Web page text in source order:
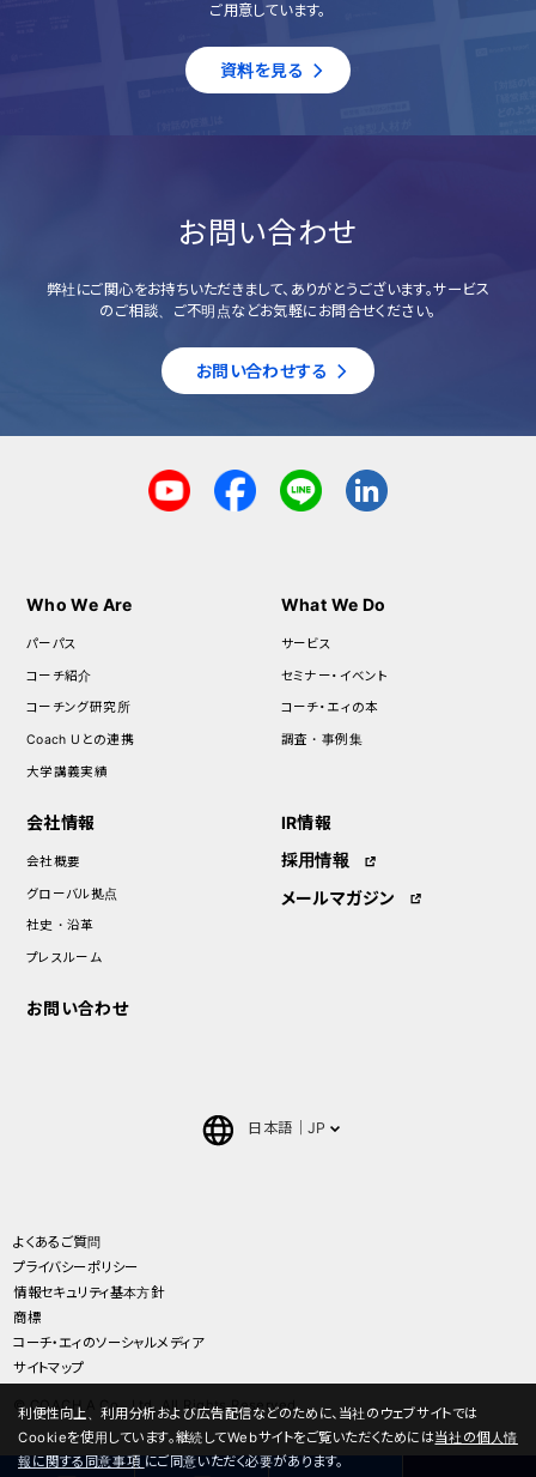
ご用意しています。
資料を見る
お問い合わせ
弊社にご関心をお持ちいただきまして、ありがとうございます。サービス
のご相談、ご不明点などお気軽にお問合せください。
お問い合わせする
Who We Are
パーパス
コーチ紹介
コーチング研究所
Coach Uとの連携
大学講義実績
What We Do
サービス
セミナー・イベント
コーチ・エィの本
調査・事例集
会社情報
会社概要
グローバル拠点
社史・沿革
プレスルーム
IR情報
採用情報
メールマガジン
お問い合わせ
日本語 JP
よくあるご質問
プライバシーポリシー
情報セキュリティ基本方針
商標
コーチ・エィのソーシャルメディア
サイトマップ
© COACH A Co., Ltd. All Rights Reserved.
利便性向上、利用分析および広告配信などのために、当社のウェブサイトでは
Cookieを使用しています。継続してWebサイトをご覧いただくためには当社の個人情
報に関する同意事項 にご同意いただく必要があります。